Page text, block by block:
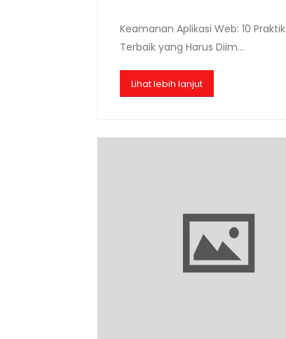
Keamanan Aplikasi Web: 10 Praktik
Terbaik yang Harus Diim...
Lihat lebih lanjut